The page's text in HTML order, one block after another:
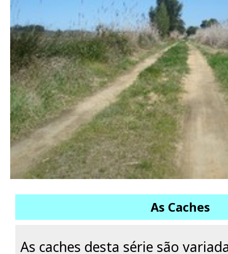
As Caches
As caches desta série são